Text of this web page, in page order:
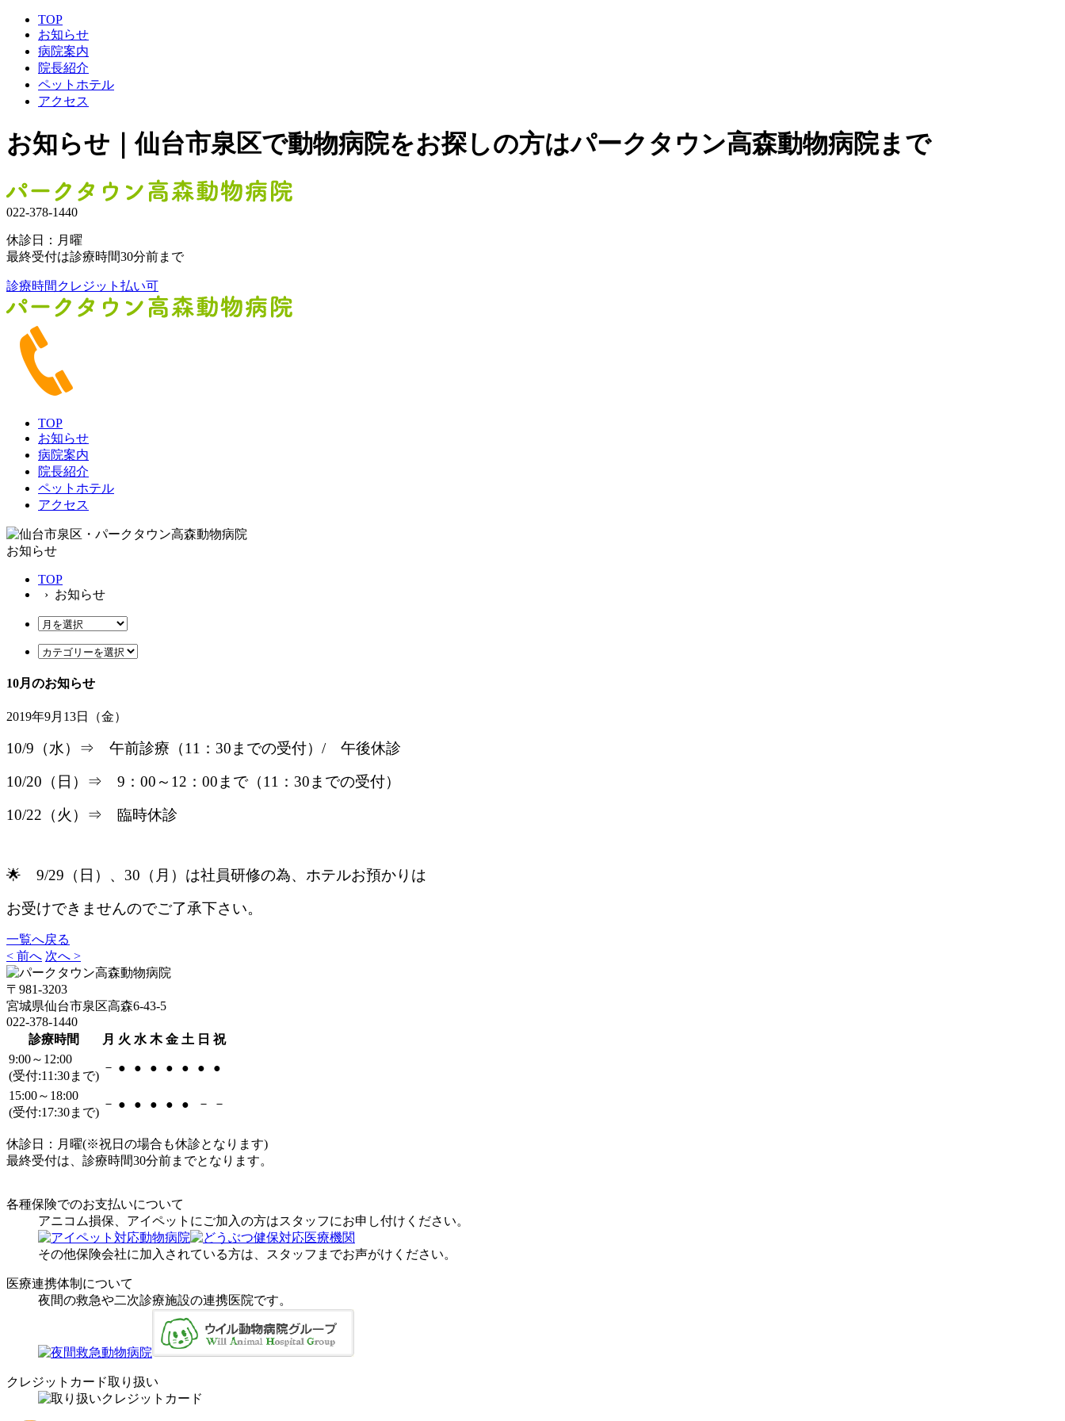
TOP
お知らせ
病院案内
院長紹介
ペットホテル
アクセス
お知らせ｜仙台市泉区で動物病院をお探しの方はパークタウン高森動物病院まで
022-378-1440
休診日：月曜
最終受付は診療時間30分前まで
診療時間 クレジット払い可
TOP
お知らせ
病院案内
院長紹介
ペットホテル
アクセス
お知らせ
TOP
› お知らせ
10月のお知らせ
2019年9月13日（金）
10/9（水）⇒ 午前診療（11：30までの受付）/ 午後休診
10/20（日）⇒ 9：00～12：00まで（11：30までの受付）
10/22（火）⇒ 臨時休診
🌟 9/29（日）、30（月）は社員研修の為、ホテルお預かりは
お受けできませんのでご了承下さい。
一覧へ戻る
< 前へ 次へ >
〒981-3203
宮城県仙台市泉区高森6-43-5
022-378-1440
診療時間
月 火 水 木 金 土 日 祝
9:00～12:00
(受付:11:30まで)
－ ● ● ● ● ● ● ●
15:00～18:00
(受付:17:30まで)
－ ● ● ● ● ● － －
休診日：月曜(※祝日の場合も休診となります)
最終受付は、診療時間30分前までとなります。
各種保険でのお支払いについて
アニコム損保、アイペットにご加入の方はスタッフにお申し付けください。
その他保険会社に加入されている方は、スタッフまでお声がけください。
医療連携体制について
夜間の救急や二次診療施設の連携医院です。
クレジットカード取り扱い